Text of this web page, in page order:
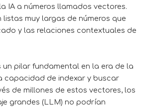
IA a números llamados vectores.
listas muy largas de números que
y las relaciones contextuales de
pilar fundamental en la era de la
capacidad de indexar y buscar
de millones de estos vectores, los
grandes (LLM) no podrían